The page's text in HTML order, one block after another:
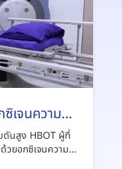
เจนความ
Therapy
ดันสูง HBOT ผู้ที่
วยอกซิเจนความ